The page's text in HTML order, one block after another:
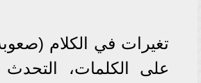
تغيرات في الكلام
على الكلمات،